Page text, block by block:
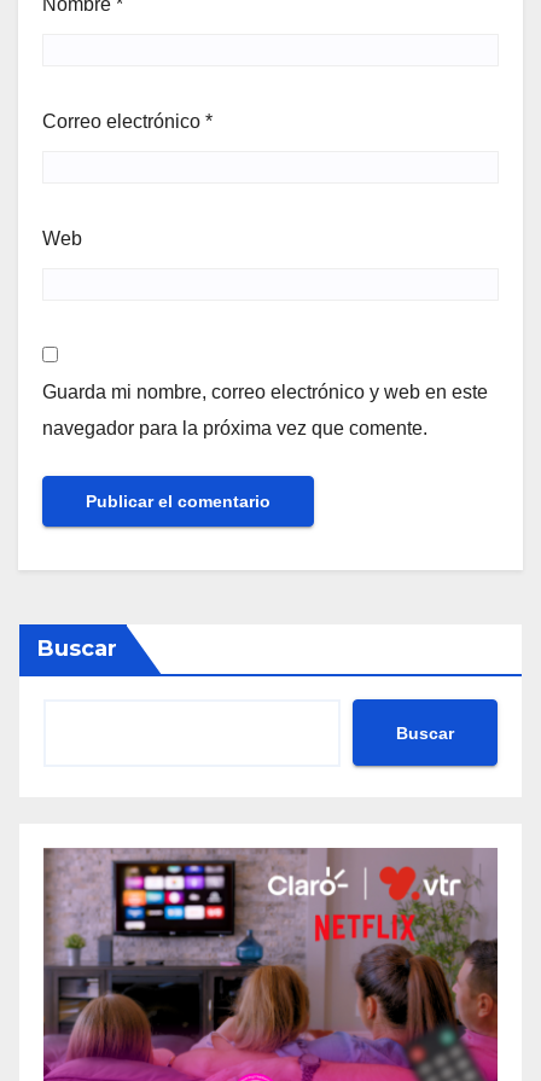
Nombre *
Correo electrónico *
Web
Guarda mi nombre, correo electrónico y web en este
navegador para la próxima vez que comente.
Buscar
Buscar